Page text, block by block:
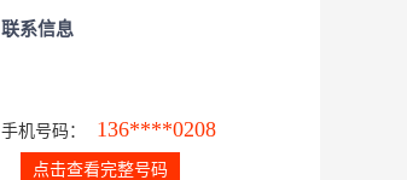
联系信息
手机号码： 136****0208
点击查看完整号码